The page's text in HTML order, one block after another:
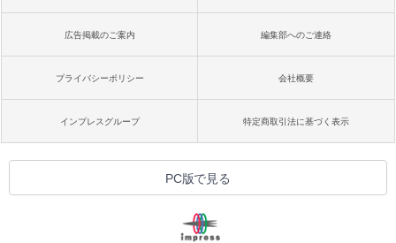
広告掲載のご案内 編集部へのご連絡
プライバシーポリシー 会社概要
インプレスグループ 特定商取引法に基づく表示
PC版で見る